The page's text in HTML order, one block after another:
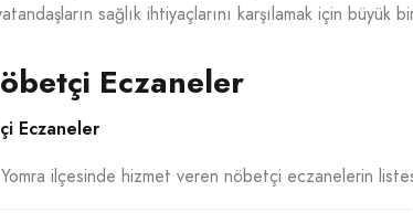
sağlık ihtiyaçlarını karşılamak için büyük
Eczaneler
Eczaneler
ilçesinde hizmet veren nöbetçi eczanelerin